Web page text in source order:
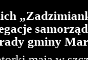
gminy